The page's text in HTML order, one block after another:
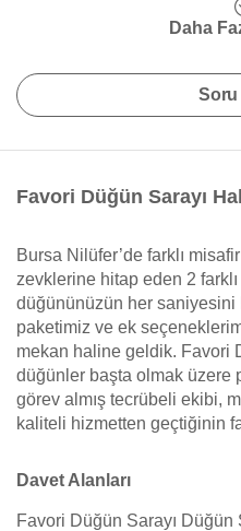
Daha
Soru
Favori Düğün Sarayı
Bursa Nilüfer’de farklı
zevklerine hitap eden 2
düğününüzün her
paketimiz ve ek
mekan haline geldik. Favori
düğünler başta olmak üzere
görev almış tecrübeli ekibi,
kaliteli hizmetten geçtiğinin
Davet Alanları
Favori Düğün Sarayı Düğün